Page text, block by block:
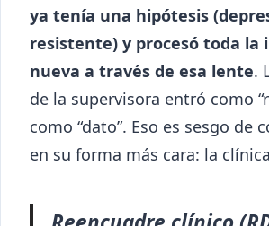
ya tenía una hipótesis
resistente) y procesó toda la
nueva a través de esa lente.
de la supervisora entró como
como “dato”. Eso es sesgo de
en su forma más cara: la